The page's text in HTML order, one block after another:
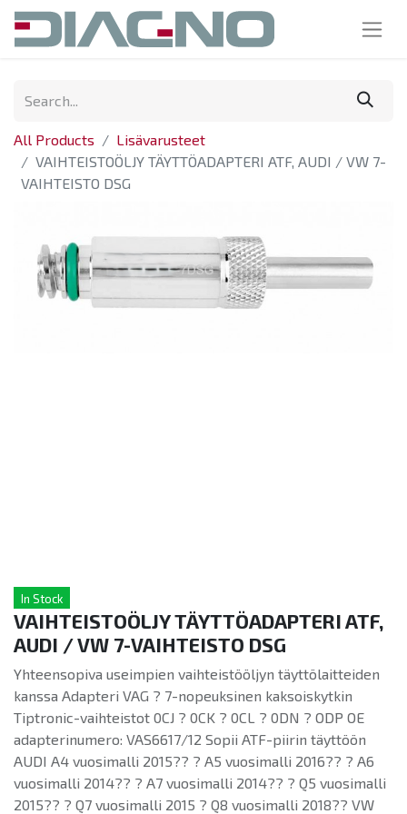
All Products
Lisävarusteet
VAIHTEISTOÖLJY TÄYTTÖADAPTERI ATF, AUDI / VW 7-
VAIHTEISTO DSG
In Stock
VAIHTEISTOÖLJY TÄYTTÖADAPTERI ATF,
AUDI / VW 7-VAIHTEISTO DSG
Yhteensopiva useimpien vaihteistööljyn täyttölaitteiden
kanssa Adapteri VAG ? 7-nopeuksinen kaksoiskytkin
Tiptronic-vaihteistot 0CJ ? 0CK ? 0CL ? 0DN ? ODP OE
adapterinumero: VAS6617/12 Sopii ATF-piirin täyttöön
AUDI A4 vuosimalli 2015?? ? A5 vuosimalli 2016?? ? A6
vuosimalli 2014?? ? A7 vuosimalli 2014?? ? Q5 vuosimalli
2015?? ? Q7 vuosimalli 2015 ? Q8 vuosimalli 2018?? VW